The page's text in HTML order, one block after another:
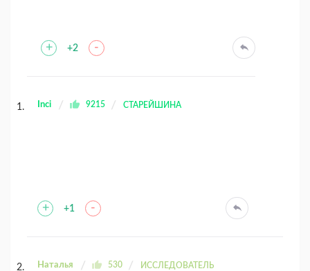
+ +2 -
Inci 9215 СТАРЕЙШИНА
+ +1 -
Наталья 530 ИССЛЕДОВАТЕЛЬ